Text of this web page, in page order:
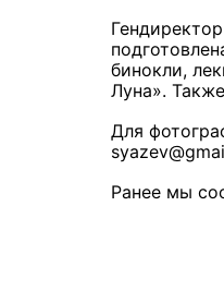
бинокли,
Луна».
Для
Ранее мы